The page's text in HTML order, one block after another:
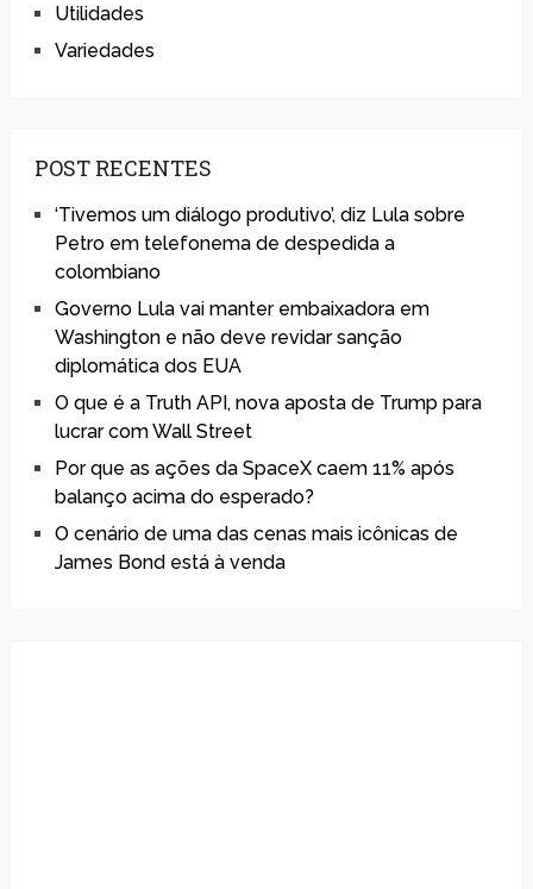
Utilidades
Variedades
POST RECENTES
‘Tivemos um diálogo produtivo’, diz Lula sobre
Petro em telefonema de despedida a
colombiano
Governo Lula vai manter embaixadora em
Washington e não deve revidar sanção
diplomática dos EUA
O que é a Truth API, nova aposta de Trump para
lucrar com Wall Street
Por que as ações da SpaceX caem 11% após
balanço acima do esperado?
O cenário de uma das cenas mais icônicas de
James Bond está à venda